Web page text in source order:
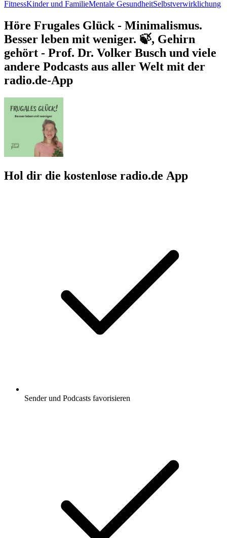
FitnessKinder und FamilieMentale GesundheitSelbstverwirklichung
Höre Frugales Glück - Minimalismus.
Besser leben mit weniger. 🍃, Gehirn
gehört - Prof. Dr. Volker Busch und viele
andere Podcasts aus aller Welt mit der
radio.de-App
Hol dir die kostenlose radio.de App
Sender und Podcasts favorisieren